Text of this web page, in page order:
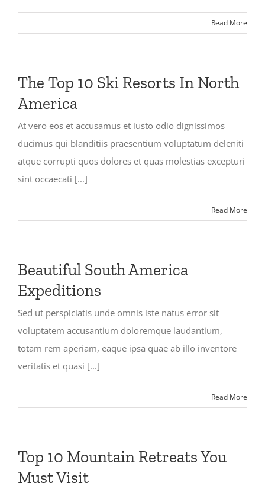
Read More
The Top 10 Ski Resorts In North
America
At vero eos et accusamus et iusto odio dignissimos
ducimus qui blanditiis praesentium voluptatum deleniti
atque corrupti quos dolores et quas molestias excepturi
sint occaecati [...]
Read More
Beautiful South America
Expeditions
Sed ut perspiciatis unde omnis iste natus error sit
voluptatem accusantium doloremque laudantium,
totam rem aperiam, eaque ipsa quae ab illo inventore
veritatis et quasi [...]
Read More
Top 10 Mountain Retreats You
Must Visit